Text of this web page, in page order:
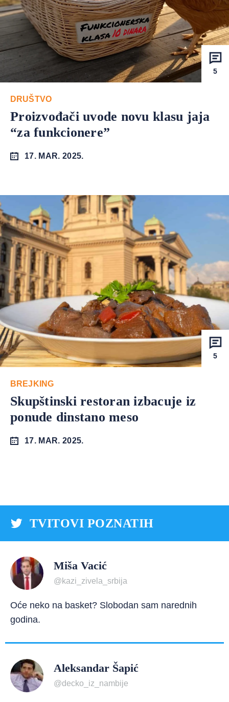
5
DRUŠTVO
Proizvođači uvode novu klasu jaja
“za funkcionere”
17. MAR. 2025.
5
BREJKING
Skupštinski restoran izbacuje iz
ponude dinstano meso
17. MAR. 2025.
TVITOVI POZNATIH
Miša Vacić
@kazi_zivela_srbija
Oće neko na basket? Slobodan sam narednih
godina.
Aleksandar Šapić
@decko_iz_nambije